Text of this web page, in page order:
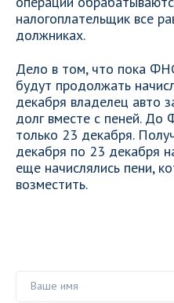
налогоплательщик все
должниках.
Дело в том, что пока
будут продолжать
декабря владелец авто
долг вместе с пеней.
только 23 декабря.
декабря по 23 декабря
еще начислялись пени,
возместить.